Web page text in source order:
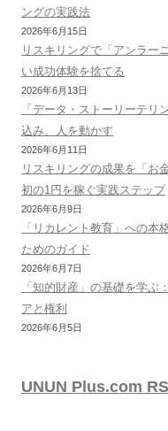
ングの実践法
2026年6月15日
リスキリングで「アンラー
い成功体験を捨てる
2026年6月13日
「データ・ストーリーテリ
込み、人を動かす
2026年6月11日
リスキリングの成果を「お
初の1円を稼ぐ実践ステップ
2026年6月9日
「リカレント教育」への
ためのガイド
2026年6月7日
「知的財産」の基礎を学
アと権利
2026年6月5日
UNUN Plus.com